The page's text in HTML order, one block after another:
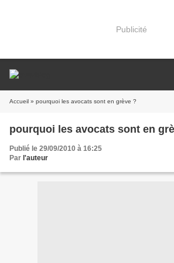
Publicité
Accueil » pourquoi les avocats sont en grève ?
pourquoi les avocats sont en
Publié le 29/09/2010 à 16:25
Par l'auteur